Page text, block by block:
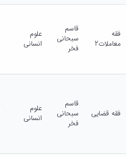
فقه
معاملات2
قاسم
سبحانی
فخر
علوم
انسانی
فقه قضایی
قاسم
سبحانی
فخر
علوم
انسانی